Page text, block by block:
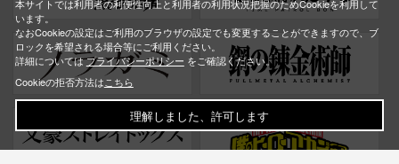
本サイトでは利用者の利便性向上と利用者の利用状況把握のためCookieを利用して
います。
なおCookieの設定はご利用のブラウザの設定でも変更することができますので、ブ
ロックを希望される場合等にご利用ください。
詳細についてはプライバシーポリシー をご確認ください。
Cookieの拒否方法はこちら
理解しました、許可します